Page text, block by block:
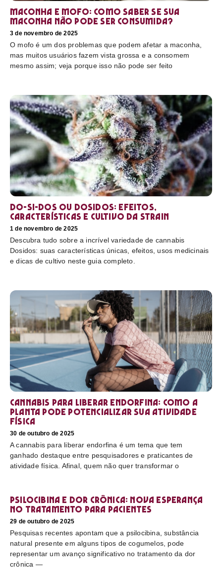
Maconha e mofo: como saber se sua
maconha não pode ser consumida?
3 de novembro de 2025
O mofo é um dos problemas que podem afetar a maconha,
mas muitos usuários fazem vista grossa e a consomem
mesmo assim; veja porque isso não pode ser feito
Do-Si-Dos ou Dosidos: efeitos,
características e cultivo da strain
1 de novembro de 2025
Descubra tudo sobre a incrível variedade de cannabis
Dosidos: suas características únicas, efeitos, usos medicinais
e dicas de cultivo neste guia completo.
Cannabis para liberar endorfina: como a
planta pode potencializar sua atividade
física
30 de outubro de 2025
A cannabis para liberar endorfina é um tema que tem
ganhado destaque entre pesquisadores e praticantes de
atividade física. Afinal, quem não quer transformar o
Psilocibina e dor crônica: nova esperança
no tratamento para pacientes
29 de outubro de 2025
Pesquisas recentes apontam que a psilocibina, substância
natural presente em alguns tipos de cogumelos, pode
representar um avanço significativo no tratamento da dor
crônica —